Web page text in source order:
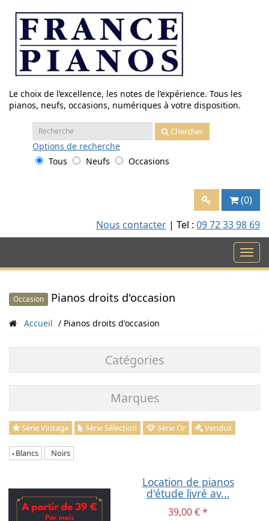
contenu
Le choix de l’excellence, les notes de l’expérience. Tous les
pianos, neufs, occasions, numériques à votre disposition.
Recherche
:
Chercher
Options de recherche
Tous
Neufs Occasions
(0)
Nous contacter | Tel : 09 72 33 98 69
Occasion Pianos droits d'occasion
Accueil Pianos droits d'occasion
Catégories
Marques
Série Vintage Série Sélection Série Or Vendus
Blancs Noirs
Location de pianos
d'étude livré av...
39,00 € *